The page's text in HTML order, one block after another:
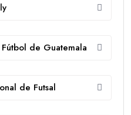
de Guatemala
de Futsal